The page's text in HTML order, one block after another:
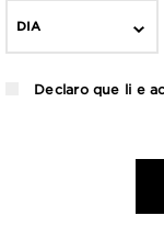
DIA
Declaro que li e